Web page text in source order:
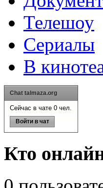
Телешоу
Сериалы
В
Chat talmaza.org
Сейчас в чате 0 чел.
Войти в чат
Кто